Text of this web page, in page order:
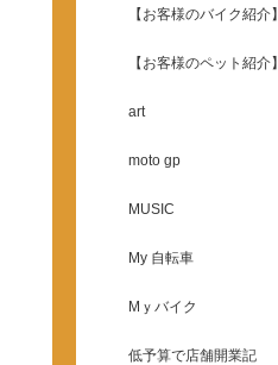
【お客様のバイク紹介】
【お客様のペット紹介】
art
moto gp
MUSIC
My 自転車
Mｙバイク
低予算で店舗開業記